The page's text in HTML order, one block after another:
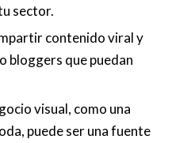
sector.
contenido viral y
bloggers que puedan
visual, como una
puede ser una fuente